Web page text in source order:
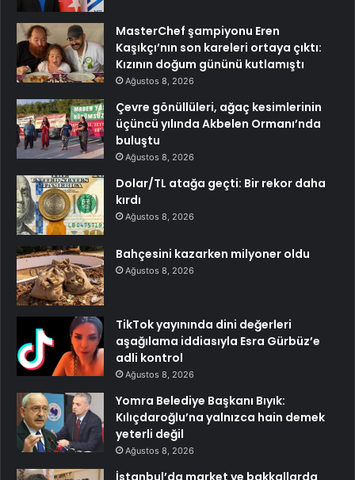
MasterChef şampiyonu Eren
Kaşıkçı’nın son kareleri ortaya çıktı:
Kızının doğum gününü kutlamıştı
Ağustos 8, 2026
Çevre gönüllüleri, ağaç kesimlerinin
üçüncü yılında Akbelen Ormanı’nda
buluştu
Ağustos 8, 2026
Dolar/TL atağa geçti: Bir rekor daha
kırdı
Ağustos 8, 2026
Bahçesini kazarken milyoner oldu
Ağustos 8, 2026
TikTok yayınında dini değerleri
aşağılama iddiasıyla Esra Gürbüz’e
adli kontrol
Ağustos 8, 2026
Yomra Belediye Başkanı Bıyık:
Kılıçdaroğlu’na yalnızca hain demek
yeterli değil
Ağustos 8, 2026
İstanbul’da market ve bakkallarda